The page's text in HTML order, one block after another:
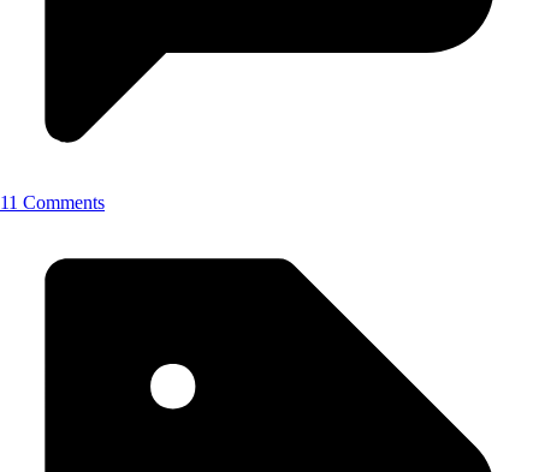
11 Comments